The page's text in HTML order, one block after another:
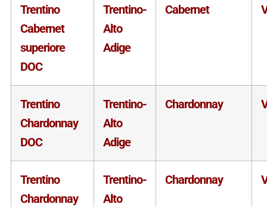
Trentino
Cabernet
superiore
DOC
Trentino-
Alto
Adige
Cabernet
Trentino
Chardonnay
DOC
Trentino-
Alto
Adige
Chardonnay
Trentino
Chardonnay
Trentino-
Alto
Chardonnay